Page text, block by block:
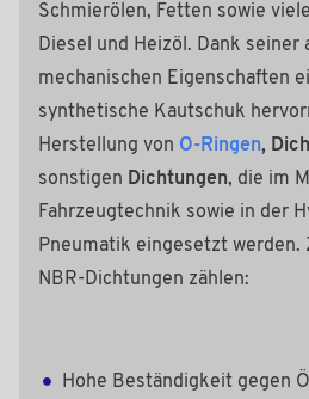
Schmierölen, Fetten sowie
Diesel und Heizöl. Dank seiner
mechanischen Eigenschaften
synthetische Kautschuk
Herstellung von O-Ringen,
sonstigen Dichtungen, die im
Fahrzeugtechnik sowie in der
Pneumatik eingesetzt werden.
NBR-Dichtungen zählen:
Hohe Beständigkeit gegen